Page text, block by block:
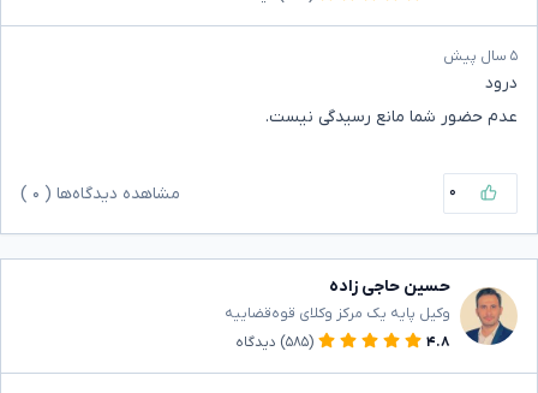
۵ سال پیش
درود
عدم حضور شما مانع رسیدگی نیست.
۰ مشاهده دیدگاه‌ها ( ۰
حسین حاجی زاده
وکیل پایه یک مرکز وکلای قوه‌قضاییه
۴.۸
(۵۸۵) دیدگاه